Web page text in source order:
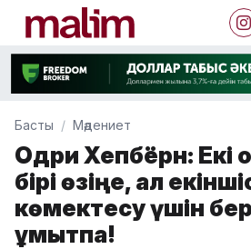
Басты Мәдениет
Одри Хепбёрн: Екі
бірі өзіңе, ал
көмектесу үшін
ұмытпа!